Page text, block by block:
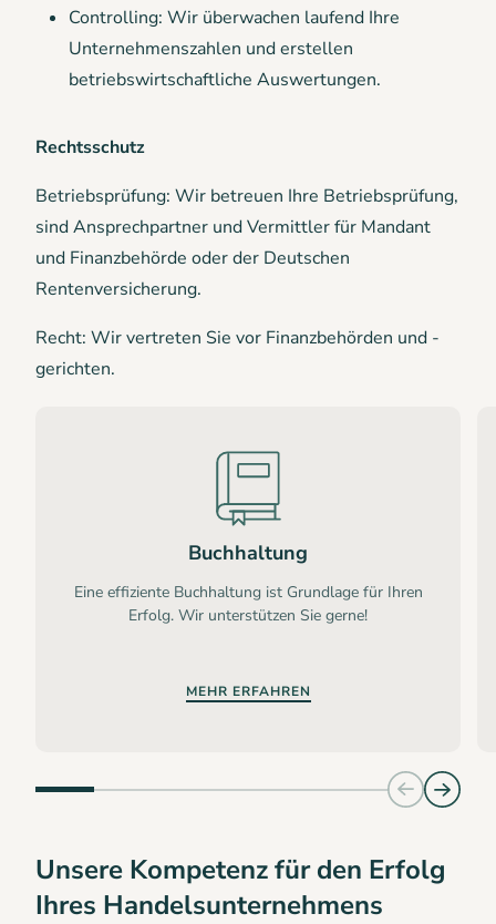
Controlling: Wir überwachen laufend Ihre
Unternehmenszahlen und erstellen
betriebswirtschaftliche Auswertungen.
Rechtsschutz
Betriebsprüfung: Wir betreuen Ihre Betriebsprüfung,
sind Ansprechpartner und Vermittler für Mandant
und Finanzbehörde oder der Deutschen
Rentenversicherung.
Recht: Wir vertreten Sie vor Finanzbehörden und -
gerichten.
Buchhaltung
Eine effiziente Buchhaltung ist Grundlage für Ihren
Erfolg. Wir unterstützen Sie gerne!
MEHR ERFAHREN
Unsere Kompetenz für den Erfolg
Ihres Handelsunternehmens